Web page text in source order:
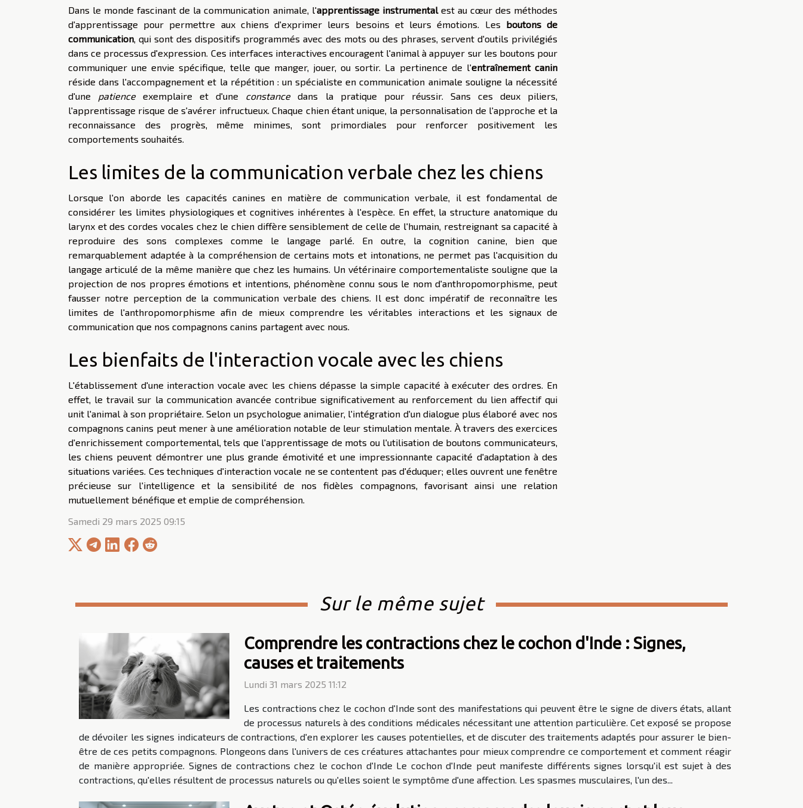
Dans le monde fascinant de la communication animale, l'apprentissage instrumental est au cœur des méthodes
d'apprentissage pour permettre aux chiens d'exprimer leurs besoins et leurs émotions. Les boutons de
communication , qui sont des dispositifs programmés avec des mots ou des phrases, servent d'outils privilégiés
dans ce processus d'expression. Ces interfaces interactives encouragent l'animal à appuyer sur les boutons pour
communiquer une envie spécifique, telle que manger, jouer, ou sortir. La pertinence de l'entraînement canin
réside dans l'accompagnement et la répétition : un spécialiste en communication animale souligne la nécessité
d'une patienceexemplaire et d'une constancedans la pratique pour réussir. Sans ces deux piliers,
l'apprentissage risque de s'avérer infructueux. Chaque chien étant unique, la personnalisation de l'approche et la
reconnaissance des progrès, même minimes, sont primordiales pour renforcer positivement les
comportements souhaités.
Les limites de la communication verbale chez les chiens
Lorsque l'on aborde les capacités canines en matière de communication verbale, il est fondamental de
considérer les limites physiologiques et cognitives inhérentes à l'espèce. En effet, la structure anatomique du
larynx et des cordes vocales chez le chien diffère sensiblement de celle de l'humain, restreignant sa capacité à
reproduire des sons complexes comme le langage parlé. En outre, la cognition canine, bien que
remarquablement adaptée à la compréhension de certains mots et intonations, ne permet pas l'acquisition du
langage articulé de la même manière que chez les humains. Un vétérinaire comportementaliste souligne que la
projection de nos propres émotions et intentions, phénomène connu sous le nom d'anthropomorphisme, peut
fausser notre perception de la communication verbale des chiens. Il est donc impératif de reconnaître les
limites de l'anthropomorphisme afin de mieux comprendre les véritables interactions et les signaux de
communication que nos compagnons canins partagent avec nous.
Les bienfaits de l'interaction vocale avec les chiens
L'établissement d'une interaction vocale avec les chiens dépasse la simple capacité à exécuter des ordres. En
effet, le travail sur la communication avancée contribue significativement au renforcement du lien affectif qui
unit l'animal à son propriétaire. Selon un psychologue animalier, l'intégration d'un dialogue plus élaboré avec nos
compagnons canins peut mener à une amélioration notable de leur stimulation mentale. À travers des exercices
d'enrichissement comportemental, tels que l'apprentissage de mots ou l'utilisation de boutons communicateurs,
les chiens peuvent démontrer une plus grande émotivité et une impressionnante capacité d'adaptation à des
situations variées. Ces techniques d'interaction vocale ne se contentent pas d'éduquer; elles ouvrent une fenêtre
précieuse sur l'intelligence et la sensibilité de nos fidèles compagnons, favorisant ainsi une relation
mutuellement bénéfique et emplie de compréhension.
Samedi 29 mars 2025 09:15
Sur le même sujet
Comprendre les contractions chez le cochon d'Inde : Signes,
causes et traitements
Lundi 31 mars 2025 11:12
Les contractions chez le cochon d'Inde sont des manifestations qui peuvent être le signe de divers états, allant
de processus naturels à des conditions médicales nécessitant une attention particulière. Cet exposé se propose
de dévoiler les signes indicateurs de contractions, d'en explorer les causes potentielles, et de discuter des traitements adaptés pour assurer le bien-
être de ces petits compagnons. Plongeons dans l'univers de ces créatures attachantes pour mieux comprendre ce comportement et comment réagir
de manière appropriée. Signes de contractions chez le cochon d'Inde Le cochon d'Inde peut manifeste différents signes lorsqu'il est sujet à des
contractions, qu'elles résultent de processus naturels ou qu'elles soient le symptôme d'une affection. Les spasmes musculaires, l'un des...